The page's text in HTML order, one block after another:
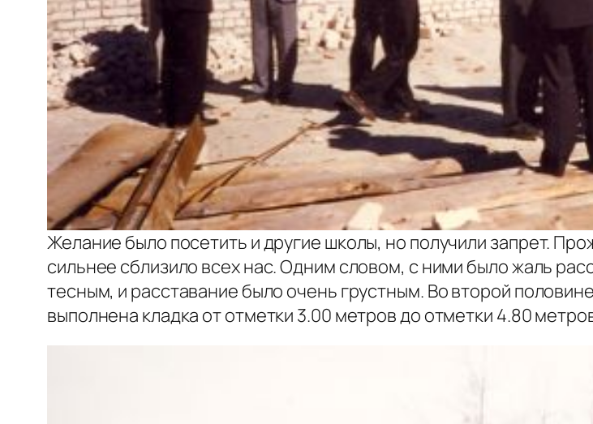
Желание было посетить и другие школы, но получили запрет.
сильнее сблизило всех нас. Одним словом, с ними было жаль
тесным, и расставание было очень грустным. Во второй
выполнена кладка от отметки 3.00 метров до отметки 4.80